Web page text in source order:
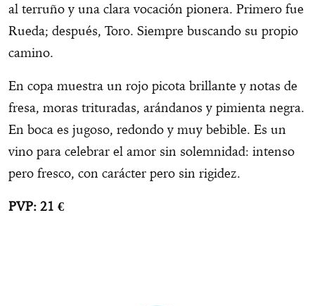
al terruño y una clara vocación pionera. Primero fue
Rueda; después, Toro. Siempre buscando su propio
camino.
En copa muestra un rojo picota brillante y notas de
fresa, moras trituradas, arándanos y pimienta negra.
En boca es jugoso, redondo y muy bebible. Es un
vino para celebrar el amor sin solemnidad: intenso
pero fresco, con carácter pero sin rigidez.
PVP: 21 €